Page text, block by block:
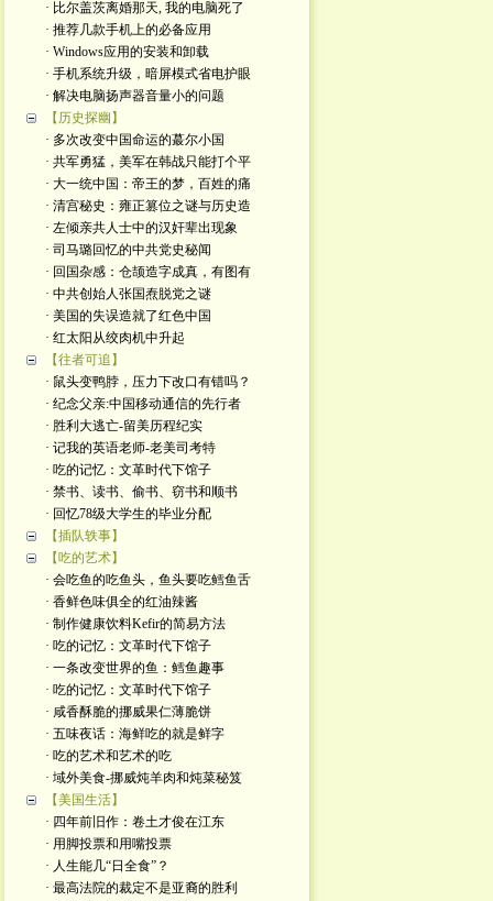
· 比尔盖茨离婚那天, 我的电脑死了
· 推荐几款手机上的必备应用
· Windows应用的安装和卸载
· 手机系统升级，暗屏模式省电护眼
· 解决电脑扬声器音量小的问题
【历史探幽】
· 多次改变中国命运的蕞尔小国
· 共军勇猛，美军在韩战只能打个平
· 大一统中国：帝王的梦，百姓的痛
· 清宫秘史：雍正篡位之谜与历史造
· 左倾亲共人士中的汉奸辈出现象
· 司马璐回忆的中共党史秘闻
· 回国杂感：仓颉造字成真，有图有
· 中共创始人张国焘脱党之谜
· 美国的失误造就了红色中国
· 红太阳从绞肉机中升起
【往者可追】
· 鼠头变鸭脖，压力下改口有错吗？
· 纪念父亲:中国移动通信的先行者
· 胜利大逃亡-留美历程纪实
· 记我的英语老师-老美司考特
· 吃的记忆：文革时代下馆子
· 禁书、读书、偷书、窃书和顺书
· 回忆78级大学生的毕业分配
【插队轶事】
【吃的艺术】
· 会吃鱼的吃鱼头，鱼头要吃鳕鱼舌
· 香鲜色味俱全的红油辣酱
· 制作健康饮料Kefir的简易方法
· 吃的记忆：文革时代下馆子
· 一条改变世界的鱼：鳕鱼趣事
· 吃的记忆：文革时代下馆子
· 咸香酥脆的挪威果仁薄脆饼
· 五味夜话：海鲜吃的就是鲜字
· 吃的艺术和艺术的吃
· 域外美食-挪威炖羊肉和炖菜秘笈
【美国生活】
· 四年前旧作：卷土才俊在江东
· 用脚投票和用嘴投票
· 人生能几“日全食”？
· 最高法院的裁定不是亚裔的胜利